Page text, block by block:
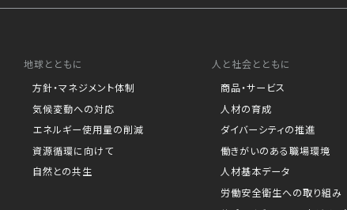
地球とともに
方針・マネジメント体制
気候変動への対応
エネルギー使用量の削減
資源循環に向けて
自然との共生
人と社会とともに
商品・サービス
人材の育成
ダイバーシティの推進
働きがいのある職場環境
人材基本データ
労働安全衛生への取り組み